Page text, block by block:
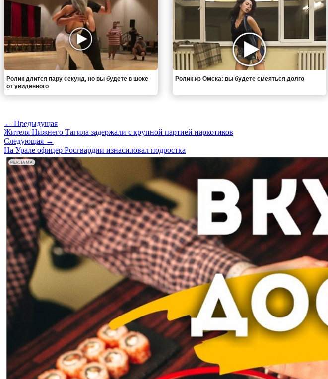
Ролик длится пару секунд, но вы будете в шоке
от увиденного
Ролик из Омска: вы будете смеяться долго
← Предыдущая
Жителя Нижнего Тагила задержали с крупной партией наркотиков
Следующая →
На Урале офицер Росгвардии изнасиловал подростка
РЕКЛАМА